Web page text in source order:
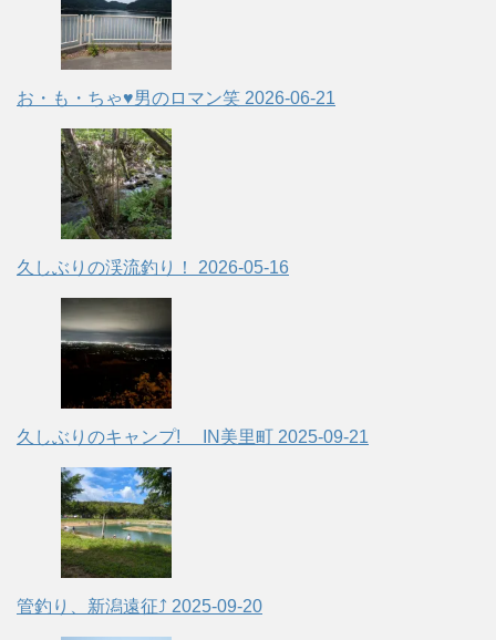
お・も・ちゃ♥男のロマン笑 2026-06-21
久しぶりの渓流釣り！ 2026-05-16
久しぶりのキャンプ! IN美里町 2025-09-21
管釣り、新潟遠征⤴ 2025-09-20